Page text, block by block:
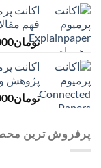
فهم
تومان
پژوهش
تومان
پرفروش ترین